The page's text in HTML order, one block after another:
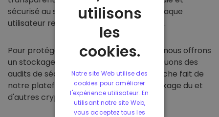
sécurisé au sein de notre plateforme. Chaque
utilisateur reçoit un portefeuille individuel.
Pour protéger nos clients et leurs fonds, nous offrons
un stockage hors ligne sécurisé et effectuons des
audits de sécurité réguliers. Cette approche fait de
notre plateforme un refuge pour le stockage du et
d'autres crypto-monnaies.
utilisons
les
cookies.
Notre site Web utilise des
cookies pour améliorer
l'expérience utilisateur. En
utilisant notre site Web,
vous acceptez tous les